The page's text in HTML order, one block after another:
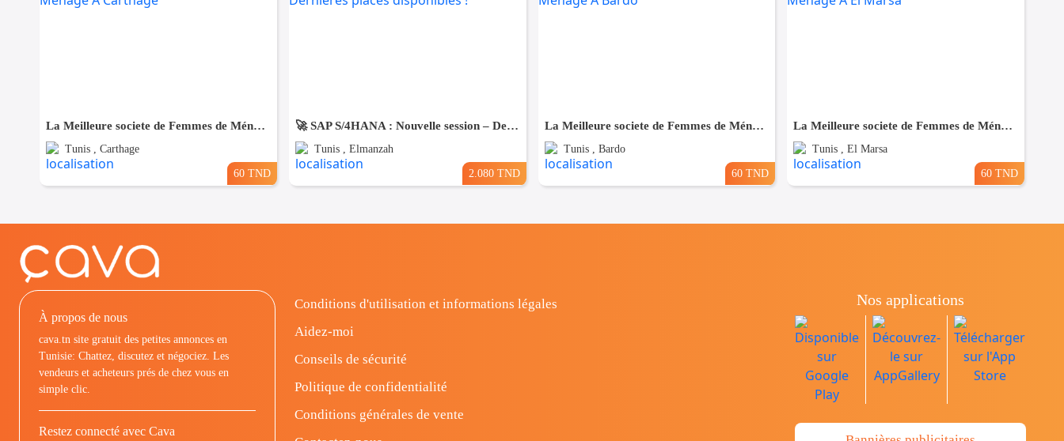
La Meilleure societe de Femmes de Ménage A Carthage
Tunis , Carthage
60 TND
🚀 SAP S/4HANA : Nouvelle session – Dernières places disponibles !
Tunis , Elmanzah
2.080 TND
La Meilleure societe de Femmes de Ménage A Bardo
Tunis , Bardo
60 TND
La Meilleure societe de Femmes de Ménage A El Marsa
Tunis , El Marsa
60 TND
À propos de nous
cava.tn site gratuit des petites annonces en
Tunisie: Chattez, discutez et négociez. Les
vendeurs et acheteurs prés de chez vous en
simple clic.
Restez connecté avec Cava
Conditions d'utilisation et informations légales
Aidez-moi
Conseils de sécurité
Politique de confidentialité
Conditions générales de vente
Nos applications